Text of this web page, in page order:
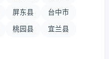
屏东县 台中市
桃园县 宜兰县